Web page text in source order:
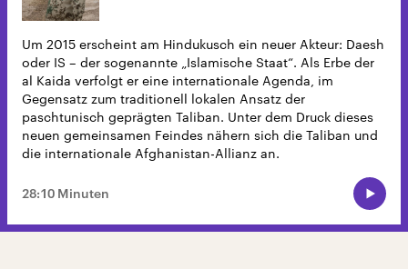
Um 2015 erscheint am Hindukusch ein neuer Akteur: Daesh
oder IS – der sogenannte „Islamische Staat“. Als Erbe der
al Kaida verfolgt er eine internationale Agenda, im
Gegensatz zum traditionell lokalen Ansatz der
paschtunisch geprägten Taliban. Unter dem Druck dieses
neuen gemeinsamen Feindes nähern sich die Taliban und
die internationale Afghanistan-Allianz an.
28:10 Minuten